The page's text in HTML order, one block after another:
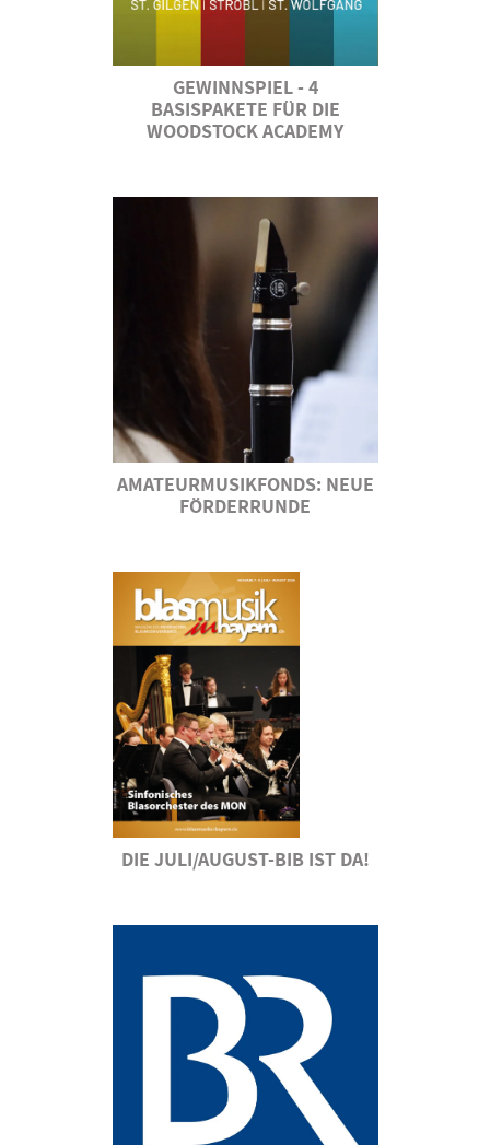
GEWINNSPIEL - 4
BASISPAKETE FÜR DIE
WOODSTOCK ACADEMY
AMATEURMUSIKFONDS: NEUE
FÖRDERRUNDE
DIE JULI/AUGUST-BIB IST DA!